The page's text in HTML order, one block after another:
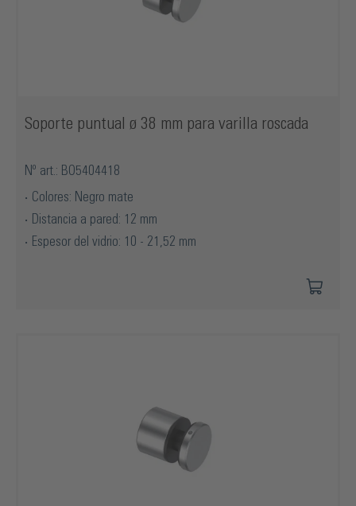
Soporte puntual ø 38 mm para varilla roscada
Nº art.: BO5404418
Colores: Negro mate
Distancia a pared: 12 mm
Espesor del vidrio: 10 - 21,52 mm